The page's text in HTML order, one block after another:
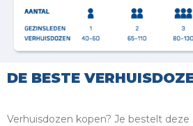
DE BESTE
Verhuisdozen kopen? Je bestelt